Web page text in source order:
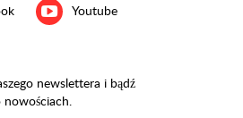
Youtube
newslettera i bądź